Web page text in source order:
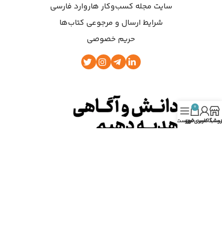
سایت مجله کسب‌وکار هاروارد فارسی
شرایط ارسال و مرجوعی کتاب‌ها
حریم خصوصی
کاربری من
0
سبد خرید
فهرست